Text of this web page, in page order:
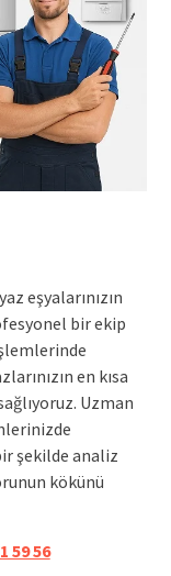
eşyalarınızın
bir ekip
en kısa
Uzman
şekilde analiz
kökünü
59 56